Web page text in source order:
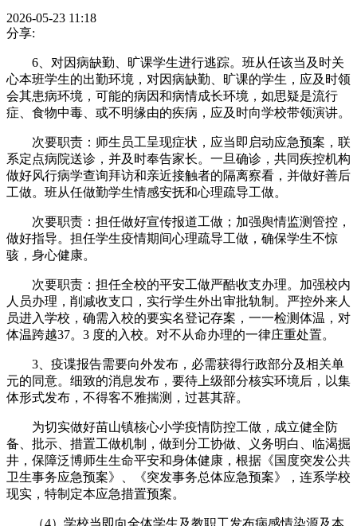
2026-05-23 11:18
分享:
6、对因病缺勤、旷课学生进行逃踪。班从任该当及时关
心本班学生的出勤环境，对因病缺勤、旷课的学生，应及时领
会其患病环境，可能的病因和病情成长环境，如思疑是流行
症、食物中毒、或不明缘由的疾病，应及时向学校带领演讲。
次要职责：师生员工呈现症状，应当即启动应急预案，联
系定点病院送诊，并及时奉告家长。一旦确诊，共同疾控机构
做好风行病学查询拜访和亲近接触者的隔离察看，并做好善后
工做。班从任做勤学生情感安抚和心理疏导工做。
次要职责：担任做好宣传报道工做；加强舆情监测管控，
做好指导。担任学生疫情期间心理疏导工做，确保学生不惊
骇，身心健康。
次要职责：担任全校的平安工做严酷收支办理。加强校内
人员办理，削减收支口，实行学生外出审批轨制。严控外来人
员进入学校，确需入校的要实名登记存案，一一检测体温，对
体温跨越37。3 度的入校。对不从命办理的一律庄重处置。
3、疫谍报告需要向外发布，必需获得行政部分及相关单
元的同意。细致的消息发布，要待上级部分核实环境后，以集
体形式发布，不得客不雅揣测，过甚其辞。
为切实做好苗山镇核心小学疫情防控工做，成立健全防
备、批示、措置工做机制，做到分工协做、义务明白、临渴掘
井，保障泛博师生生命平安和身体健康，根据《国度突发公共
卫生事务应急预案》、《突发事务总体应急预案》，连系学校
现实，特制定本应急措置预案。
（4）学校当即向全体学生及教职工发布病感情染源及本